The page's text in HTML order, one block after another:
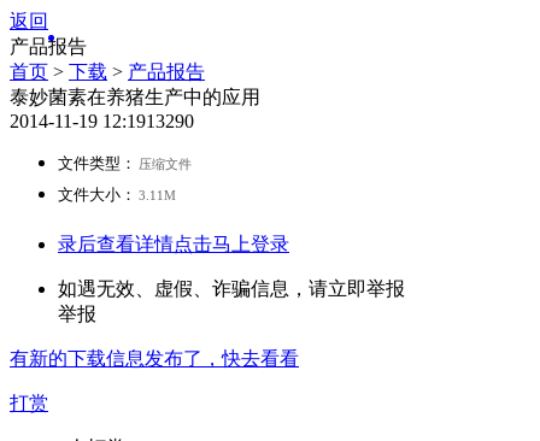
返回
产品报告
首页 > 下载 > 产品报告
泰妙菌素在养猪生产中的应用
2014-11-19 12:1913290
文件类型： 压缩文件
文件大小： 3.11M
录后查看详情点击马上登录
如遇无效、虚假、诈骗信息，请立即举报
举报
有新的下载信息发布了，快去看看
打赏